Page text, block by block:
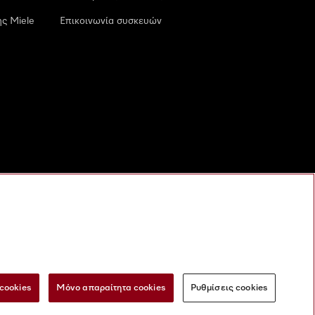
Miele Επικοινωνία συσκευών
ψηφιακές υπηρεσίες Φόρμα Υπαναχώρησης
Μόνο απαραίτητα cookies Ρυθμίσεις cookies